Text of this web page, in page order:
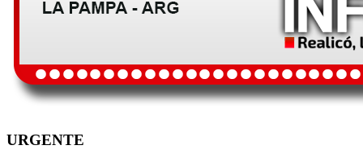
URGENTE